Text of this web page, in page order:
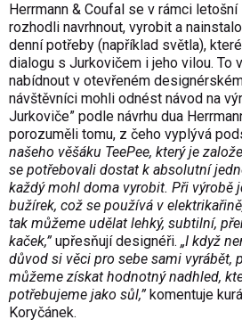
Herrmann & Coufal se v rámci
rozhodli navrhnout, vyrobit a
denní potřeby (například světla),
dialogu s Jurkovičem i jeho vilou. To
nabídnout v otevřeném design
návštěvníci mohli odnést návod na
Jurkoviče” podle návrhu dua
porozuměli tomu, z čeho vyplývá
našeho věšáku TeePee, který je
se potřebovali dostat k absolutní
každý mohl doma vyrobit. Při výrobě
bužírek, což se používá v
tak můžeme udělat lehký, subtilní,
kaček,” upřesňujídesignéři. „I když
důvod si věci pro sebe sami vyrábět,
můžeme získat hodnotný nadhled,
potřebujeme jako sůl,” komentuje
Koryčánek.